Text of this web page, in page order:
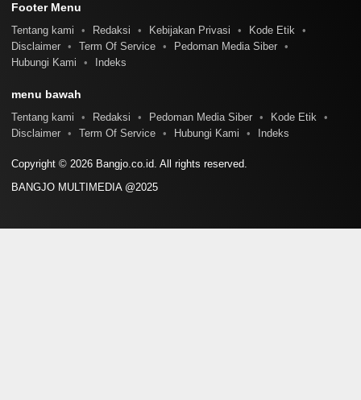
Footer Menu
Tentang kami Redaksi Kebijakan Privasi
Kode Etik
Disclaimer
Term Of Service
Pedoman Media Siber
Hubungi Kami
Indeks
menu bawah
Tentang kami Redaksi Pedoman Media Siber
Kode Etik
Disclaimer
Term Of Service Hubungi Kami Indeks
Copyright © 2026 Bangjo.co.id. All rights reserved.
BANGJO MULTIMEDIA @2025